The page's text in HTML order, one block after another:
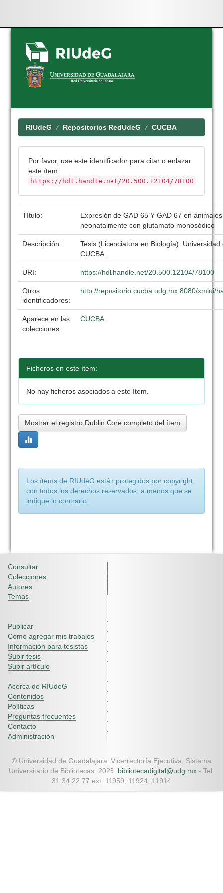
Skip
navigation
RIUdeG Repositorios RedUdeG CUCBA
Por favor, use este identificador para citar o enlazar
este ítem:
https://hdl.handle.net/20.500.12104/78100
Título:
Expresión de GAD 65 Y GAD 67 en
neonatalmente con glutamato monosódico
Descripción:
Tesis (Licenciatura en Biología). Universidad
CUCBA.
URI: https://hdl.handle.net/20.500.12104/78100
Otros
identificadores:
http://repositorio.cucba.udg.mx:8080/xmlui/
Aparece en las
colecciones:
CUCBA
Ficheros en este ítem:
No hay ficheros asociados a este ítem.
Mostrar el registro Dublin Core completo del ítem
Los ítems de RIUdeG están protegidos por copyright,
con todos los derechos reservados, a menos que se
indique lo contrario.
Consultar
Colecciones
Autores
Temas
Publicar
Como agregar mis trabajos
Información para tesistas
Subir tesis
Subir artículo
Acerca de RIUdeG
Contenidos
Políticas
Preguntas frecuentes
Contacto
Administración
© Universidad de Guadalajara. Vicerrectoría Ejecutiva. Sistema
Universitario de Bibliotecas. 2026. bibliotecadigital@udg.mx - Tel.
31 34 22 77 ext. 11959, 11924, 11914